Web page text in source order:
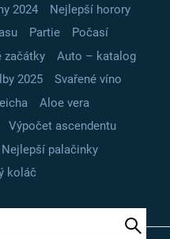
2024
Nejlepší horory
Partie
Počasí
začátky
Auto – katalog
2025
Svařené víno
Aloe vera
Výpočet ascendentu
Nejlepší palačinky
koláč